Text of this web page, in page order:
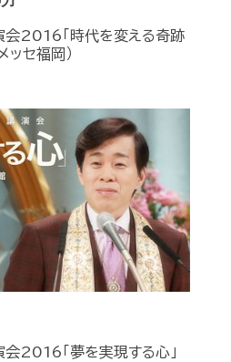
会2016「時代を変える奇跡
ッセ福岡）
2016「夢を実現する心」